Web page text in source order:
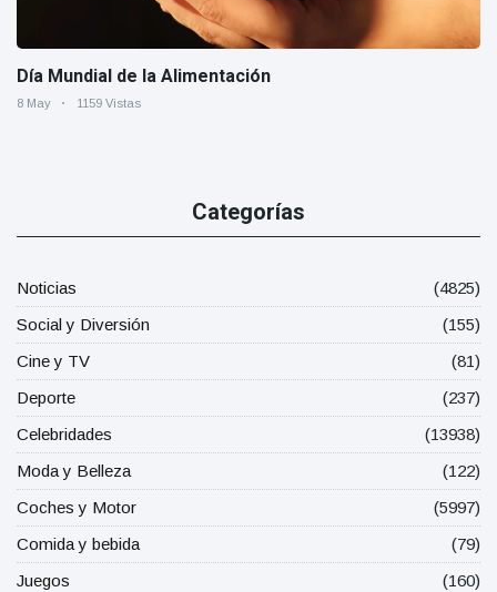
Día Mundial de la Alimentación
8 May 1159 Vistas
Categorías
Noticias
(4825)
Social y Diversión
(155)
Cine y TV
(81)
Deporte
(237)
Celebridades
(13938)
Moda y Belleza
(122)
Coches y Motor
(5997)
Comida y bebida
(79)
Juegos
(160)